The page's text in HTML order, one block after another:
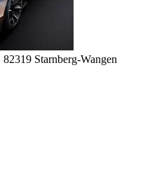
82319 Starnberg-Wangen